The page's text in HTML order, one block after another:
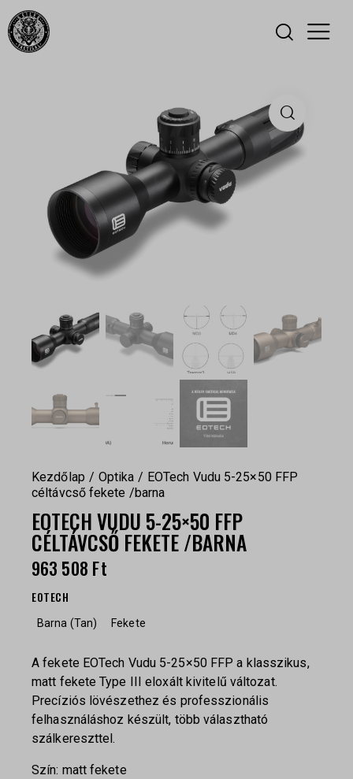
Kezdőlap Optika
EOTech Vudu 5-25×50 FFP
céltávcső fekete /barna
EOTECH VUDU 5-25×50 FFP
CÉLTÁVCSŐ FEKETE /BARNA
963 508 Ft
EOTECH
Barna (Tan) Fekete
A fekete EOTech Vudu 5-25×50 FFP a klasszikus,
matt fekete Type III eloxált kivitelű változat.
Precíziós lövészethez és professzionális
felhasználáshoz készült, több választható
szálkereszttel.
Szín: matt fekete